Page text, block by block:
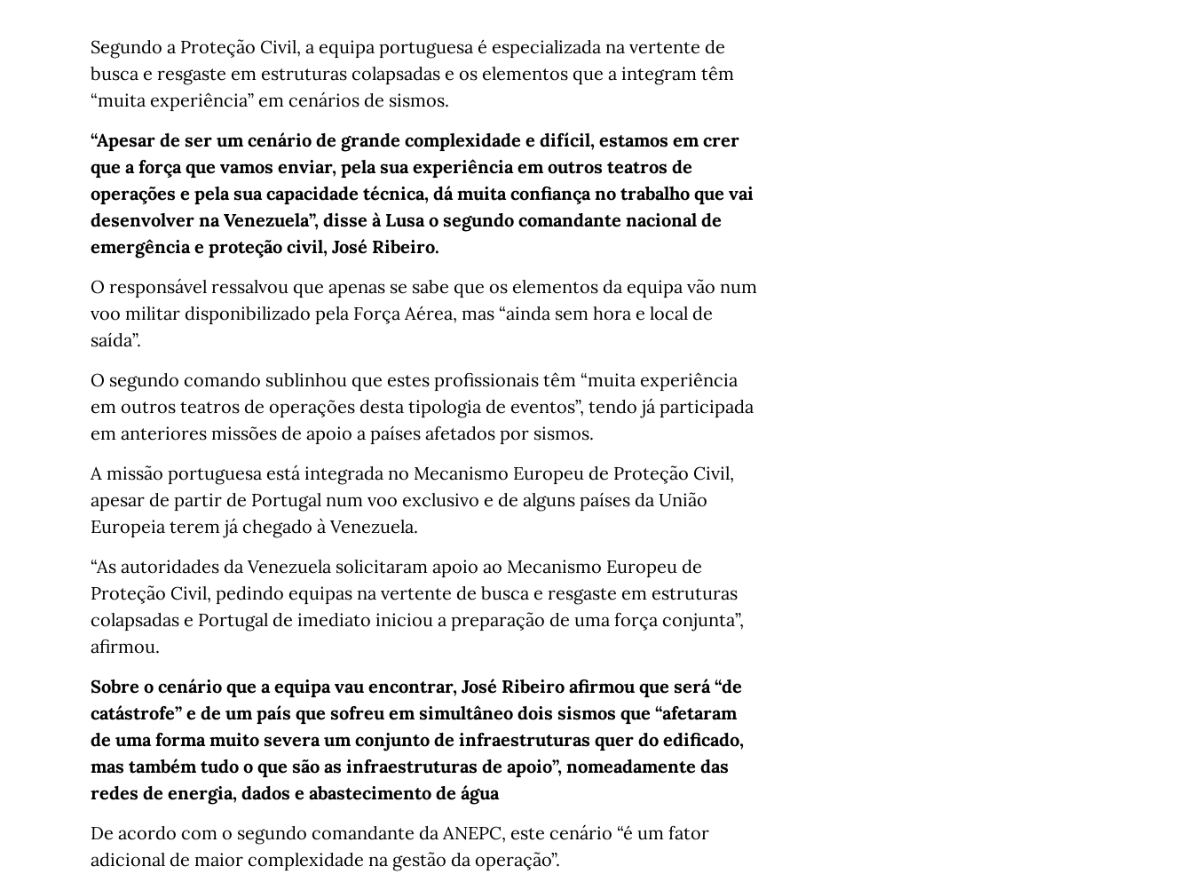
Segundo a Proteção Civil, a equipa portuguesa é especializada na vertente de
busca e resgaste em estruturas colapsadas e os elementos que a integram têm
“muita experiência” em cenários de sismos.
“Apesar de ser um cenário de grande complexidade e difícil, estamos em crer
que a força que vamos enviar, pela sua experiência em outros teatros de
operações e pela sua capacidade técnica, dá muita confiança no trabalho que vai
desenvolver na Venezuela”, disse à Lusa o segundo comandante nacional de
emergência e proteção civil, José Ribeiro.
O responsável ressalvou que apenas se sabe que os elementos da equipa vão num
voo militar disponibilizado pela Força Aérea, mas “ainda sem hora e local de
saída”.
O segundo comando sublinhou que estes profissionais têm “muita experiência
em outros teatros de operações desta tipologia de eventos”, tendo já participada
em anteriores missões de apoio a países afetados por sismos.
A missão portuguesa está integrada no Mecanismo Europeu de Proteção Civil,
apesar de partir de Portugal num voo exclusivo e de alguns países da União
Europeia terem já chegado à Venezuela.
“As autoridades da Venezuela solicitaram apoio ao Mecanismo Europeu de
Proteção Civil, pedindo equipas na vertente de busca e resgaste em estruturas
colapsadas e Portugal de imediato iniciou a preparação de uma força conjunta”,
afirmou.
Sobre o cenário que a equipa vau encontrar, José Ribeiro afirmou que será “de
catástrofe” e de um país que sofreu em simultâneo dois sismos que “afetaram
de uma forma muito severa um conjunto de infraestruturas quer do edificado,
mas também tudo o que são as infraestruturas de apoio”, nomeadamente das
redes de energia, dados e abastecimento de água
De acordo com o segundo comandante da ANEPC, este cenário “é um fator
adicional de maior complexidade na gestão da operação”.